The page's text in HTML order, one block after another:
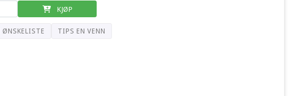
KJØP
TIPS EN VENN